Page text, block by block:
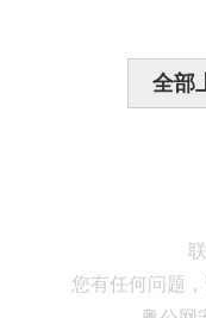
全部
您有任何问题